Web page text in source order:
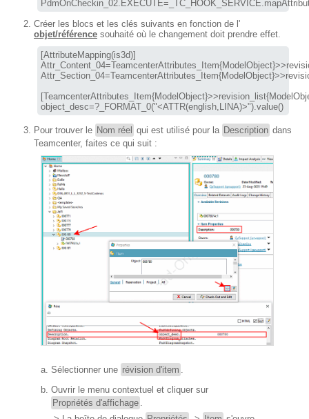
Créer les blocs et les clés suivants en fonction de l'
objet/référence souhaité où le changement doit prendre effet.
[AttributeMapping(is3d)]
object_desc=?_FORMAT_0("<ATTR(english, LINA)>").value()
Pour trouver le Nom réel qui est utilisé pour la Description dans
Teamcenter, faites ce qui suit :
Sélectionner une révision d'item
Ouvrir le menu contextuel et cliquer sur
Propriétés d'affichage